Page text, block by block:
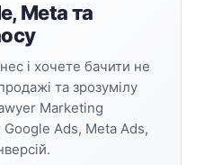
Meta та
і хочете бачити не
та зрозумілу
Marketing
Ads, Meta Ads,